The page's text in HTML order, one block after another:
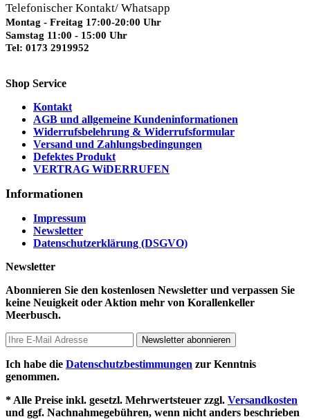
Telefonischer Kontakt/ Whatsapp
Montag - Freitag 17:00-20:00 Uhr
Samstag 11:00 - 15:00 Uhr
Tel: 0173 2919952
Shop Service
Kontakt
AGB und allgemeine Kundeninformationen
Widerrufsbelehrung & Widerrufsformular
Versand und Zahlungsbedingungen
Defektes Produkt
VERTRAG WiDERRUFEN
Informationen
Impressum
Newsletter
Datenschutzerklärung (DSGVO)
Newsletter
Abonnieren Sie den kostenlosen Newsletter und verpassen Sie
keine Neuigkeit oder Aktion mehr von Korallenkeller
Meerbusch.
Newsletter abonnieren
Ich habe die Datenschutzbestimmungen zur Kenntnis
genommen.
* Alle Preise inkl. gesetzl. Mehrwertsteuer zzgl. Versandkosten
und ggf. Nachnahmegebühren, wenn nicht anders beschrieben